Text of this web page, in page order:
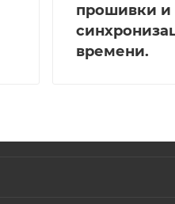
прошивки и
времени.